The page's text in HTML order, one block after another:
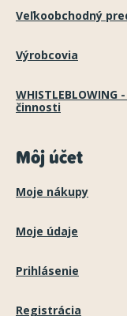
Veľkoobchodný
Výrobcovia
činnosti
Môj účet
Moje nákupy
Moje údaje
Prihlásenie
Registrácia